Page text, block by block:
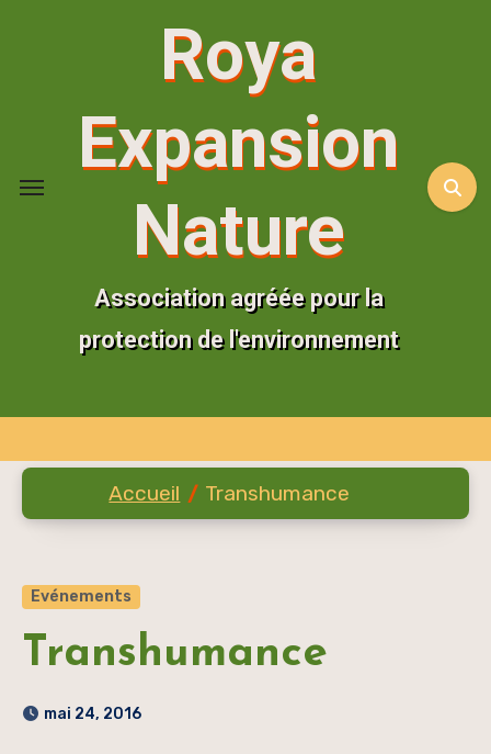
Roya
Expansion
Nature
Association agréée pour la
protection de l'environnement
Transhumance
Evénements
Transhumance
mai 24, 2016